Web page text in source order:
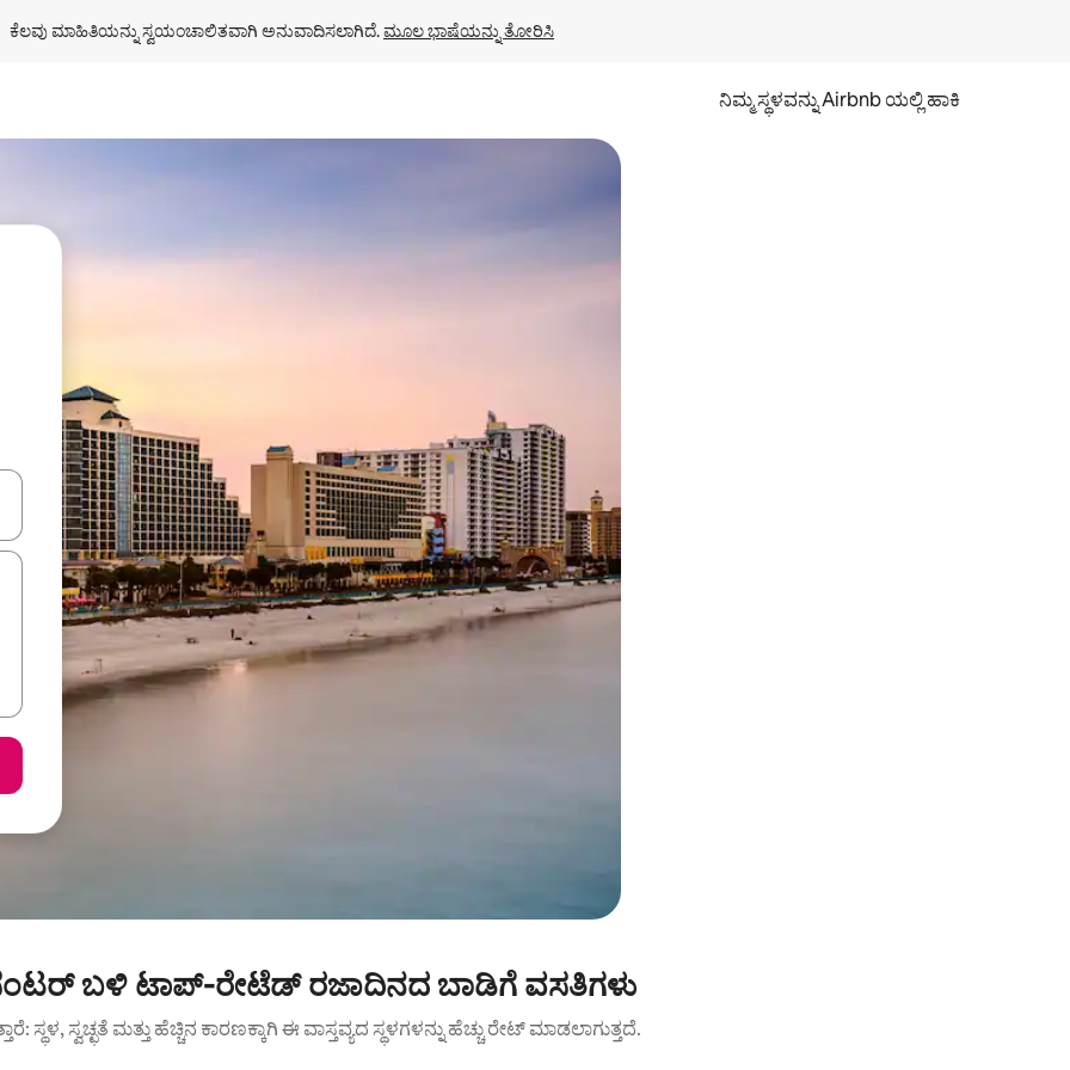
ಕೆಲವು ಮಾಹಿತಿಯನ್ನು ಸ್ವಯಂಚಾಲಿತವಾಗಿ ಅನುವಾದಿಸಲಾಗಿದೆ. ಮೂಲ ಭಾಷೆಯನ್ನು ತೋರಿಸಿ
ನಿಮ್ಮ ಸ್ಥಳವನ್ನು Airbnb ಯಲ್ಲಿ ಹಾಕಿ
ನ್ಯಾವಿಗೇಟ್ ಮಾಡಿ ಅಥವಾ ಸ್ಪರ್ಶ ಅಥವಾ ಸ್ವೈಪ್ ಗೆಸ್ಚರ್‌ಗಳ ಮೂಲಕ ಅನ್ವೇಷಿಸಿ.
ಬಳಿ ಟಾಪ್-ರೇಟೆಡ್ ರಜಾದಿನದ ಬಾಡಿಗೆ ವಸತಿಗಳು
ಸ್ಥಳ, ಸ್ವಚ್ಛತೆ ಮತ್ತು ಹೆಚ್ಚಿನ ಕಾರಣಕ್ಕಾಗಿ ಈ ವಾಸ್ತವ್ಯದ ಸ್ಥಳಗಳನ್ನು ಹೆಚ್ಚು ರೇಟ್ ಮಾಡಲಾಗುತ್ತದೆ.